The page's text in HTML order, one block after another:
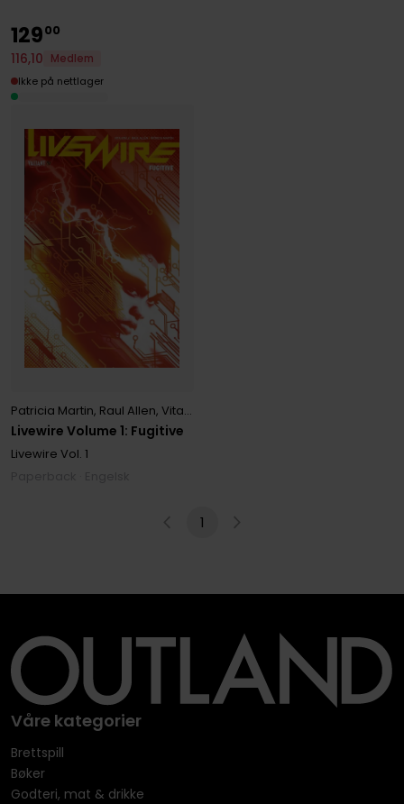
Livewire Volume 1: Fugitive
Patricia Martin, Raul Allen, Vita Ayala
Livewire Vol. 1
12900
116,10
Medlem
Ikke på nettlager
1
Våre kategorier
Brettspill
Bøker
Godteri, mat & drikke